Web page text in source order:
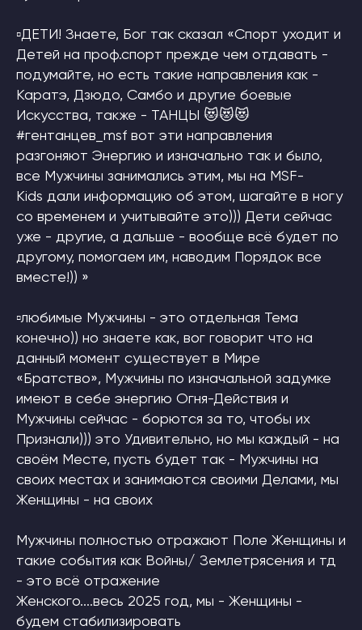
▫ДЕТИ! Знаете, Бог так сказал «Спорт уходит и
Детей на проф.спорт прежде чем отдавать -
подумайте, но есть такие направления как -
Каратэ, Дзюдо, Самбо и другие боевые
Искусства, также - ТАНЦЫ 😻😻😻
#гентанцев_msf вот эти направления
разгоняют Энергию и изначально так и было,
все Мужчины занимались этим, мы на MSF-
Kids дали информацию об этом, шагайте в ногу
со временем и учитывайте это))) Дети сейчас
уже - другие, а дальше - вообще всё будет по
другому, помогаем им, наводим Порядок все
вместе!)) »
▫любимые Мужчины - это отдельная Тема
конечно)) но знаете как, вог говорит что на
данный момент существует в Мире
«Братство», Мужчины по изначальной задумке
имеют в себе энергию Огня-Действия и
Мужчины сейчас - борются за то, чтобы их
Признали))) это Удивительно, но мы каждый - на
своём Месте, пусть будет так - Мужчины на
своих местах и занимаются своими Делами, мы
Женщины - на своих
Мужчины полностью отражают Поле Женщины и
такие события как Войны/ Землетрясения и тд
- это всё отражение
Женского....весь 2025 год, мы - Женщины -
будем стабилизировать